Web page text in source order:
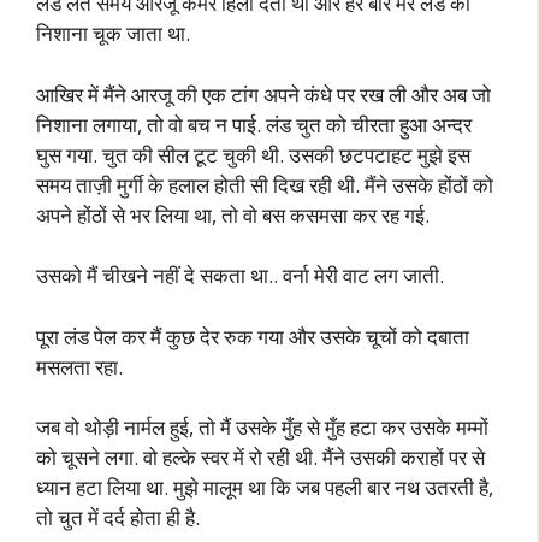
निशाना चूक जाता था.
आखिर में मैंने आरजू की एक टांग अपने कंधे पर रख ली और अब जो
निशाना लगाया, तो वो बच न पाई. लंड चुत को चीरता हुआ अन्दर
घुस गया. चुत की सील टूट चुकी थी. उसकी छटपटाहट मुझे इस
समय ताज़ी मुर्गी के हलाल होती सी दिख रही थी. मैंने उसके होंठों को
अपने होंठों से भर लिया था, तो वो बस कसमसा कर रह गई.
उसको मैं चीखने नहीं दे सकता था.. वर्ना मेरी वाट लग जाती.
पूरा लंड पेल कर मैं कुछ देर रुक गया और उसके चूचों को दबाता
मसलता रहा.
जब वो थोड़ी नार्मल हुई, तो मैं उसके मुँह से मुँह हटा कर उसके मम्मों
को चूसने लगा. वो हल्के स्वर में रो रही थी. मैंने उसकी कराहों पर से
ध्यान हटा लिया था. मुझे मालूम था कि जब पहली बार नथ उतरती है,
तो चुत में दर्द होता ही है.